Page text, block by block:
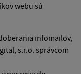
webu sú
infomailov,
s.r.o. správcom